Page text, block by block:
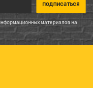
материалов на